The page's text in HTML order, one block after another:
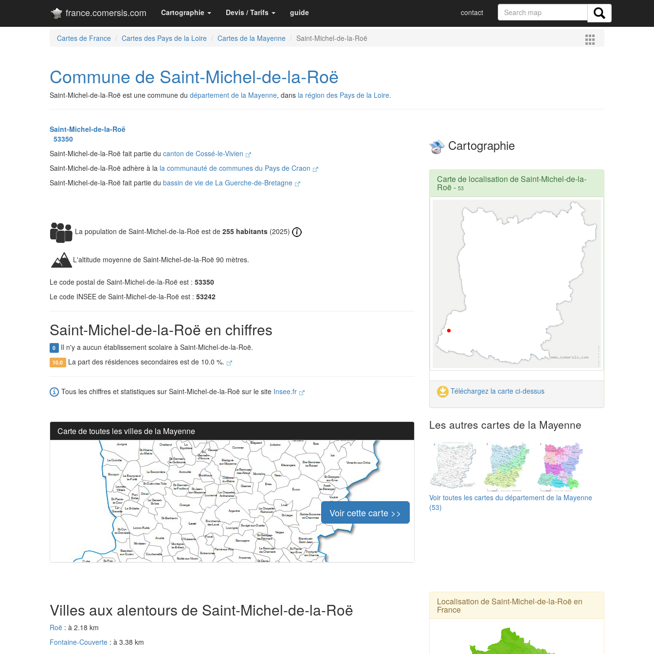
france.comersis.com Cartographie Devis / Tarifs guide contact
Cartes de France Cartes des Pays de la Loire Cartes de la Mayenne Saint-Michel-de-la-Roë
Commune de Saint-Michel-de-la-Roë
Saint-Michel-de-la-Roë est une commune du département de la Mayenne, dans la région des Pays de la Loire.
Saint-Michel-de-la-Roë
53350
Saint-Michel-de-la-Roë fait partie du canton de Cossé-le-Vivien
Saint-Michel-de-la-Roë adhère à la la communauté de communes du Pays de Craon
Saint-Michel-de-la-Roë fait partie du bassin de vie de La Guerche-de-Bretagne
La population de Saint-Michel-de-la-Roë est de 255 habitants (2025)
L'altitude moyenne de Saint-Michel-de-la-Roë 90 mètres.
Le code postal de Saint-Michel-de-la-Roë est : 53350
Le code INSEE de Saint-Michel-de-la-Roë est : 53242
Saint-Michel-de-la-Roë en chiffres
0 Il n'y a aucun établissement scolaire à Saint-Michel-de-la-Roë.
10.0 La part des résidences secondaires est de 10.0 %.
Tous les chiffres et statistiques sur Saint-Michel-de-la-Roë sur le site Insee.fr
Carte de toutes les villes de la Mayenne
Voir cette carte >>
Cartographie
Carte de localisation de Saint-Michel-de-la-
Roë- 53
Téléchargez la carte ci-dessus
Les autres cartes de la Mayenne
Voir toutes les cartes du département de la Mayenne
(53)
Villes aux alentours de Saint-Michel-de-la-Roë
Roë : à 2.18 km
Fontaine-Couverte : à 3.38 km
Localisation de Saint-Michel-de-la-Roë en
France